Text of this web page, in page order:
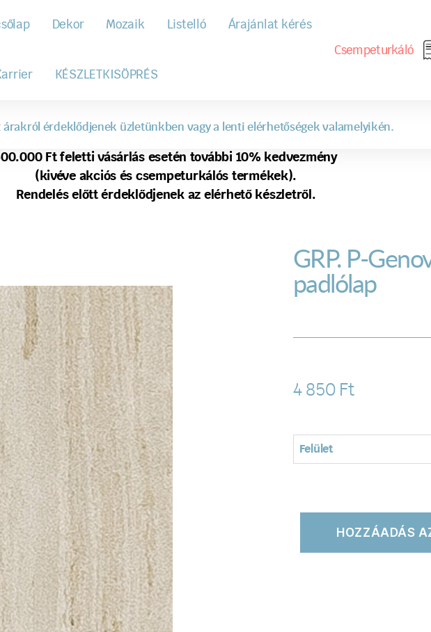
Dekor Mozaik Listelló Árajánlat kérés
KÉSZLETKISÖPRÉS
Csempeturkáló
árakról érdeklődjenek üzletünkben vagy a lenti elérhetőségek valamelyikén.
Ft feletti vásárlás esetén további 10% kedvezmény
(kivéve akciós és csempeturkálós termékek).
Rendelés előtt érdeklődjenek az elérhető készletről.
GRP. P-
padlólap
4 850 Ft
Felület
HOZZÁADÁS